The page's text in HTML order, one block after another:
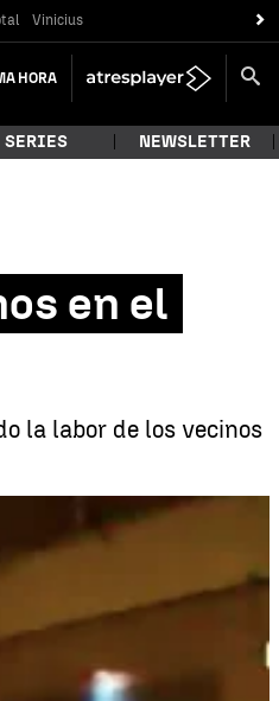
Vinicius
HORA
SERIES NEWSLETTER
en el
la labor de los vecinos
por el coronavirus |Antena 3 Noticias